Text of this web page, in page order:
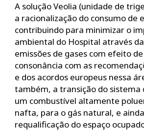
A solução Veolia (unidade de
a racionalização do consumo de
contribuindo para minimizar o
ambiental do Hospital através
emissões de gases com efeito
consonância com as
e dos acordos europeus nessa
também, a transição do sistema
um combustível altamente
nafta, para o gás natural, e
requalificação do espaço